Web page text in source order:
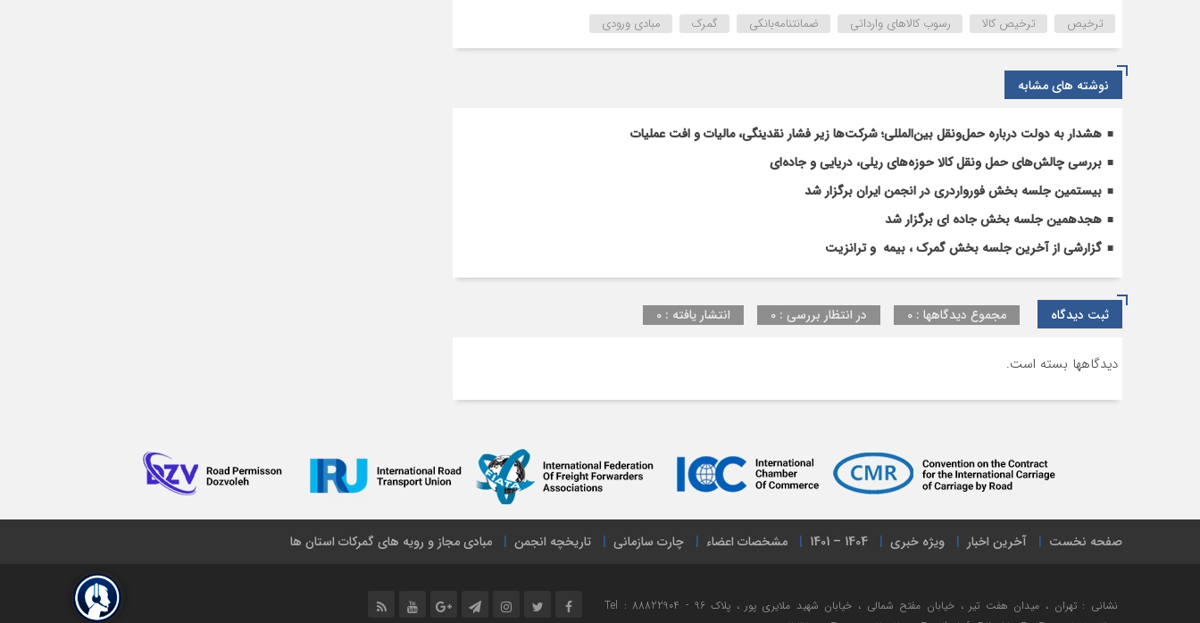
۱۰
عامل
کالاهای
وارداتی
مبادی
ورودی
کشور
ترخیص ترخیص کالا رسوب کالاهای وارداتی ضمانتنامه‌بانکی گمرک مبادی ورودی
نوشته های مشابه
هشدار به دولت درباره حمل‌ونقل بین‌المللی؛ شرکت‌ها زیر فشار نقدینگی، مالیات و افت عملیات
بررسی چالش‌های حمل ونقل کالا حوزه‌های ریلی، دریایی و جاده‌ای
بیستمین جلسه بخش فورواردری در انجمن ایران برگزار شد
هجدهمین جلسه بخش جاده ای برگزار شد
گزارشی از آخرین جلسه بخش گمرک ، بیمه و ترانزیت
ثبت دیدگاه مجموع دیدگاهها : 0 در انتظار بررسی : 0 انتشار یافته : 0
دیدگاهها بسته است.
صفحه نخست آخرین اخبار ویژه خبری 1404 – 1401 مشخصات اعضاء چارت سازمانی تاریخچه انجمن مبادی مجاز و رویه های گمرکات استان ها
نشانی : تهران ، میدان هفت تیر ، خیابان مفتح شمالی ، خیابان شهید ملایری پور ، پلاک 96 Tel : 88822904 -